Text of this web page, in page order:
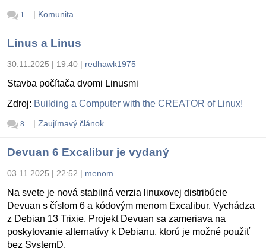
1 | Komunita
Linus a Linus
30.11.2025 | 19:40 | redhawk1975
Stavba počítača dvomi Linusmi
Zdroj: Building a Computer with the CREATOR of Linux!
8 | Zaujímavý článok
Devuan 6 Excalibur je vydaný
03.11.2025 | 22:52 | menom
Na svete je nová stabilná verzia linuxovej distribúcie
Devuan s číslom 6 a kódovým menom Excalibur. Vychádza
z Debian 13 Trixie. Projekt Devuan sa zameriava na
poskytovanie alternatívy k Debianu, ktorú je možné použiť
bez SystemD.